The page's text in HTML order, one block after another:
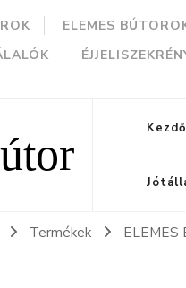
ELEMES
Termékek ELEMES